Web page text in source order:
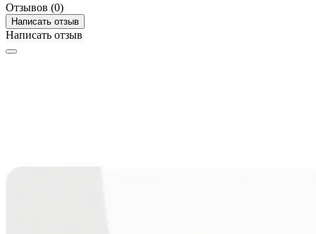
Отзывов (0)
Написать отзыв
Написать отзыв